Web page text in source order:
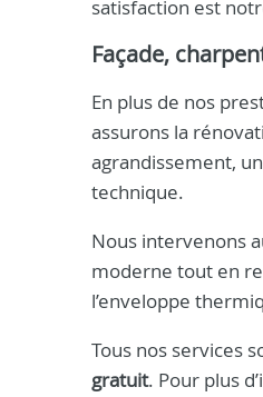
satisfaction est
Façade,
En plus de nos
assurons la
agrandissement,
technique.
Nous intervenons
moderne tout en
l’enveloppe
Tous nos services
gratuit. Pour plus